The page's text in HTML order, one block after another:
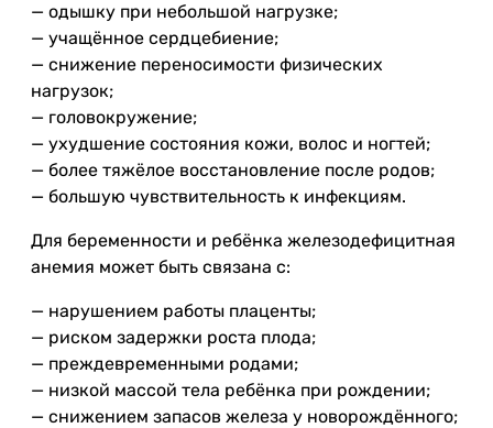
— одышку при небольшой нагрузке;
— учащённое сердцебиение;
— снижение переносимости физических
нагрузок;
— головокружение;
— ухудшение состояния кожи, волос и ногтей;
— более тяжёлое восстановление после родов;
— большую чувствительность к инфекциям.
Для беременности и ребёнка железодефицитная
анемия может быть связана с:
— нарушением работы плаценты;
— риском задержки роста плода;
— преждевременными родами;
— низкой массой тела ребёнка при рождении;
— снижением запасов железа у новорождённого;